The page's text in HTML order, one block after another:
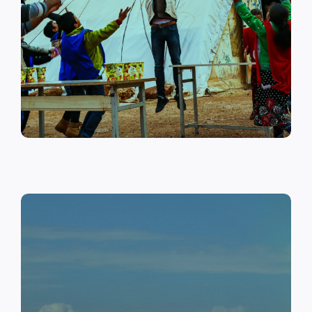
على أهمية حماية الطفل وإنشاء
مراكز لبناء القدرات والتوعية
الصحية والنفسية.
اقرأ المزيد